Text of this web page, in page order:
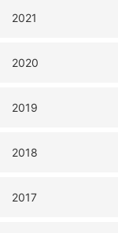
2021
2020
2019
2018
2017